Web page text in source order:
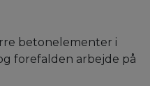
betonelementer i
forefalden arbejde på